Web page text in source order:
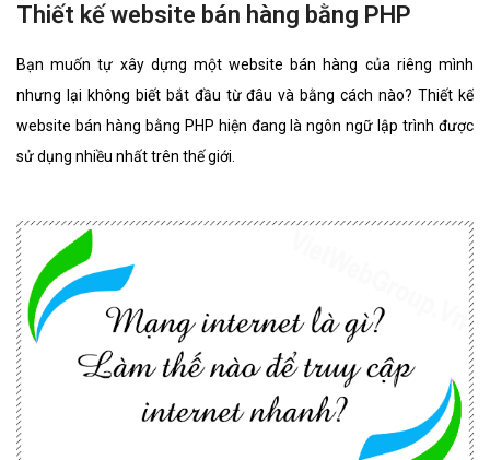
Thiết kế website bán hàng bằng PHP
Bạn muốn tự xây dựng một website bán hàng của riêng mình
nhưng lại không biết bắt đầu từ đâu và bằng cách nào? Thiết kế
website bán hàng bằng PHP hiện đang là ngôn ngữ lập trình được
sử dụng nhiều nhất trên thế giới.